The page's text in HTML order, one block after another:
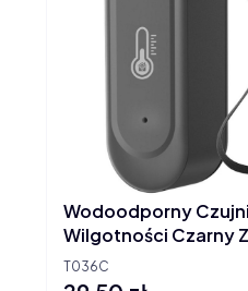
T036C
Wodoodporny
Wilgotności Czarny
TUYA